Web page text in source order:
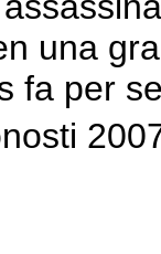
una
fa per